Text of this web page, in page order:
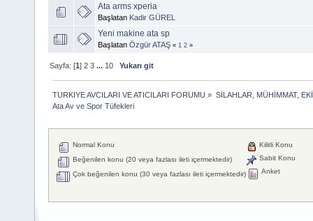
Ata arms xperia
Başlatan Kadir GÜREL
Yeni makine ata sp
Başlatan Özgür ATAŞ « 1 2 »
Sayfa: [1]2 3 ... 10 Yukarı git
TURKIYE AVCILARI VE ATICILARI FORUMU » SİLAHLAR, MÜHİMMAT,
Ata Av ve Spor Tüfekleri
Normal Konu
Beğenilen konu (20 veya fazlası ileti içermektedir)
Çok beğenilen konu (30 veya fazlası ileti içermektedir)
Kilitli Konu
Sabit Konu
Anket